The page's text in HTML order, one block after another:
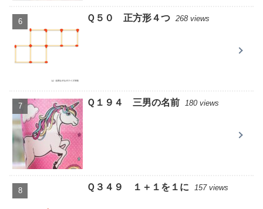
Ｑ５０ 正方形４つ 268 views
Ｑ１９４ 三男の名前 180 views
Ｑ３４９ １＋１を１に 157 views